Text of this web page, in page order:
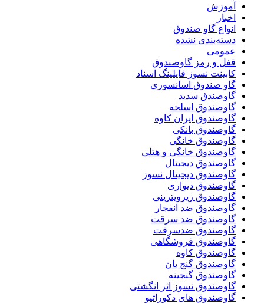
آموزش
اخبار
انواع گاو صندوق
دسته‌بندی نشده
عمومی
قفل و رمز گاوصندوق
کابینت نسوز فایلینگ اسناد
گاو صندوق اسانسوری
گاوصندق سدید
گاوصندوق اسلحه
گاوصندوق ایران کاوه
گاوصندوق بانکی
گاوصندوق خانگی
گاوصندوق خانگی و هتلی
گاوصندوق دیجیتال
گاوصندوق دیجیتال نسوز
گاوصندوق دیواری
گاوصندوق زیرویترینی
گاوصندوق ضد انفجار
گاوصندوق ضد سرقت
گاوصندوق ضدسرقت
گاوصندوق فروشگاهی
گاوصندوق کاوه
گاوصندوق گنج بان
گاوصندوق گنجینه
گاوصندوق نسوز اثر انگشتی
گاوصندوق های دکوراتیو